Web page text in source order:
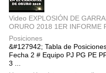
Video EXPLOSIÓN DE
ORURO 2018 1ER INFORME
Posiciones
&#127942; Tabla de
Fecha 2 # Equipo PJ PG PE
3 ...